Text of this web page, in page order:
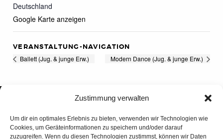
Zustimmung verwalten
Um dir ein optimales Erlebnis zu bieten, verwenden wir Technologien wie
Cookies, um Geräteinformationen zu speichern und/oder darauf
zuzugreifen. Wenn du diesen Technologien zustimmst, können wir Daten
Deutschland
Google Karte anzeigen
VERANSTALTUNG-NAVIGATION
Ballett (Jug. & junge Erw.) Modern Dance (Jug. & junge Erw.)